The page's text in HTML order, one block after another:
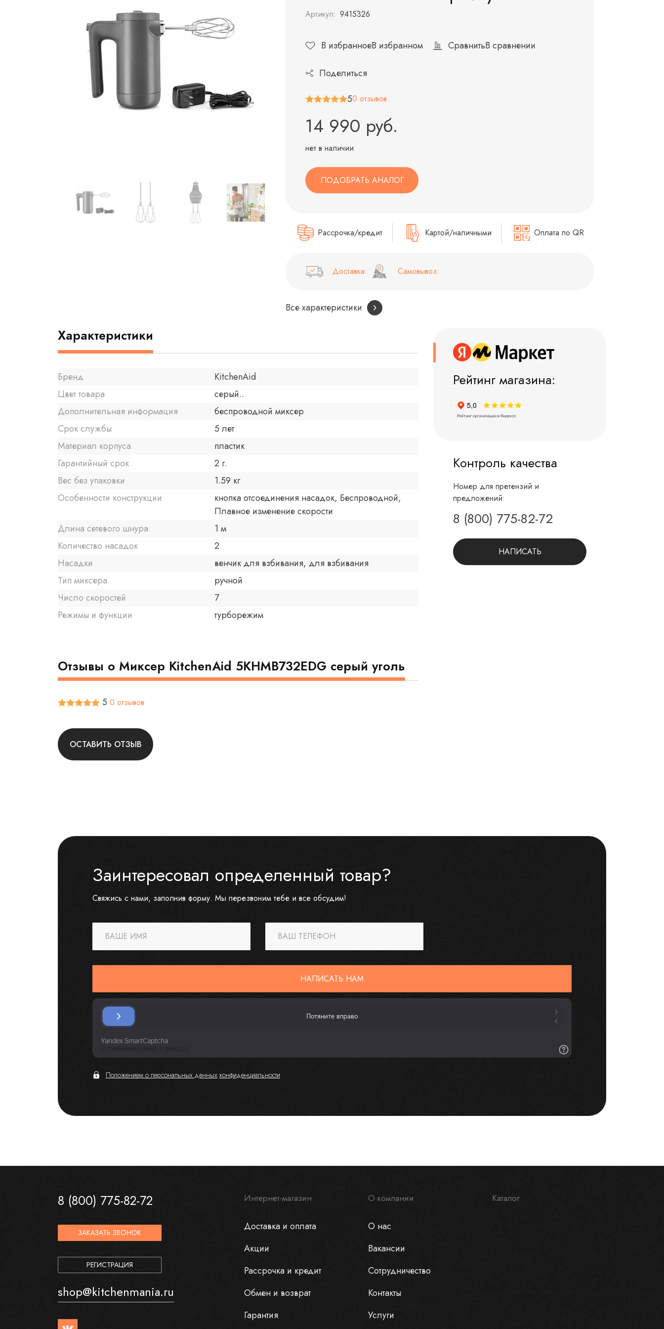
Артикул: 9415326
В избранноеВ избранном СравнитьВ сравнении
Поделиться
50 отзывов
14 990 руб.
нет в наличии
ПОДОБРАТЬ АНАЛОГ
Рассрочка/кредит Картой/наличными Оплата по QR
Доставка: Самовывоз:
Все характеристики
Рейтинг магазина:
Контроль качества
Номер для претензий и
предложений:
8 (800) 775-82-72
НАПИСАТЬ
Характеристики
Бренд
KitchenAid
Цвет товара
серый..
Дополнительная информация
беспроводной миксер
Срок службы
5 лет
Материал корпуса
пластик
Гарантийный срок
2 г.
Вес без упаковки
1.59 кг
Особенности конструкции
кнопка отсоединения насадок, Беспроводной,
Плавное изменение скорости
Длина сетевого шнура
1 м
Количество насадок
2
Насадки
венчик для взбивания, для взбивания
Тип миксера
ручной
Число скоростей
7
Режимы и функции
турборежим
Отзывы о Миксер KitchenAid 5KHMB732EDG серый уголь
5 0 отзывов
ОСТАВИТЬ ОТЗЫВ
Заинтересовал определенный товар?
Свяжись с нами, заполнив форму. Мы перезвоним тебе и все обсудим!
ВАШЕ ИМЯ ВАШ ТЕЛЕФОН
НАПИСАТЬ НАМ
Положением о персональных данных конфиденциальности
8 (800) 775-82-72
ЗАКАЗАТЬ ЗВОНОК
РЕГИСТРАЦИЯ
shop@kitchenmania.ru
Интернет-магазин
Доставка и оплата
Акции
Рассрочка и кредит
Обмен и возврат
Гарантия
О компании
О нас
Вакансии
Сотрудничество
Контакты
Услуги
Каталог